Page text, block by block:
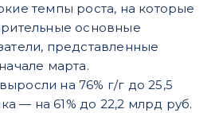
темпы роста, на которые
основные
представленные
марта.
на 76% г/г до 25,5
— на 61% до 22,2 млрд руб.